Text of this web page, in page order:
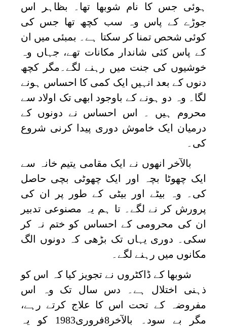
ہوئی جس کا نام شوبھا تھا۔ بظاہر اس
جوڑے کے پاس وہ سب کچھ تھا جس کی
کوئی شحص تمنا کر سکتا ہے۔ بمبئی میں ان
کے پاس کئی شاندار مکانات تھے، جہاں وہ
خوشیوں کی جنت میں رہنے لگے۔مگر کچھ
دنوں کے بعد انہیں ایک کمی کا احساس ہونے
لگا۔ وہ دو ہونے کے باوجود ابھی تک اولاد سے
محروم ہیں ۔ اس احساس نے دونوں کے
درمیان ایک خاموش دوری پیدا کرنی شروع
کی۔
بالآخر انھوں نے ایک مقامی یتیم خانہ سے
ایک چھوٹا بچہ اور ایک چھوٹی بچی حاصل
کی۔ وہ بیٹے اور بیٹی کے طور پر ان کی
پرورش کر نے لگے۔ تا ہم یہ مصنوعی تدبیر
ان کی محرومی کے احساس کو ختم نہ کر
سکی۔ دوری یہاں تک بڑھی کہ دونوں الگ
مکانوں میں رہنے لگے۔
شوبھا کے ڈاکٹروں نے تجویز کیا کہ اس کو
ذہنی اختلال ہے۔ دس سال تک وہ اس
مفروضہ کے تحت اس کا علاج کرتے رہے،
مگر بے سود۔ بالآخر8فروری1983 کو یہ